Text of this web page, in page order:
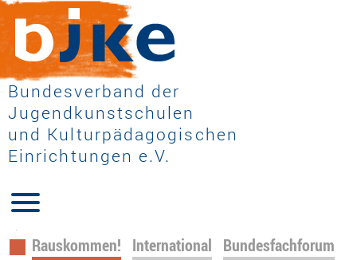
Bundesverband der
Jugendkunstschulen
und Kulturpädagogischen
Einrichtungen e.V.
Navigation
Rauskommen! International Bundesfachforum